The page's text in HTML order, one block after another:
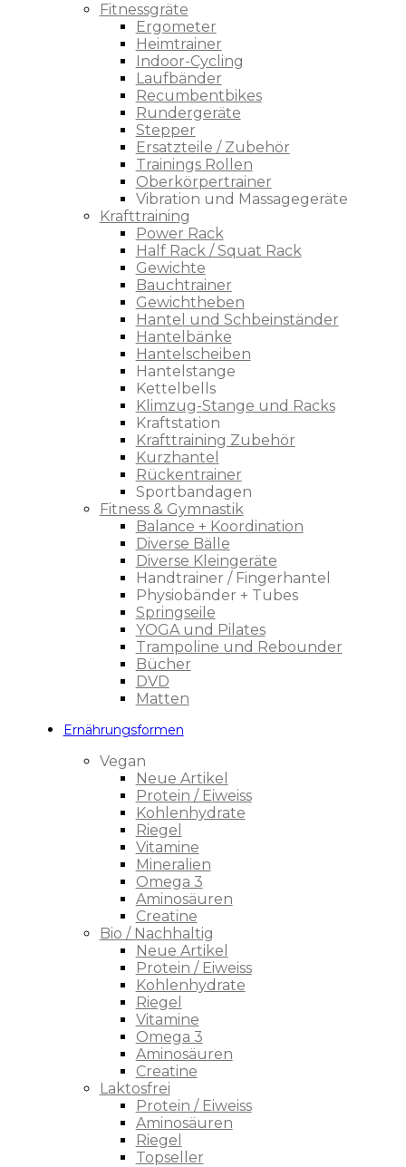
Fitnessgräte
Ergometer
Heimtrainer
Indoor-Cycling
Laufbänder
Recumbentbikes
Rundergeräte
Stepper
Ersatzteile / Zubehör
Trainings Rollen
Oberkörpertrainer
Vibration und Massagegeräte
Krafttraining
Power Rack
Half Rack / Squat Rack
Gewichte
Bauchtrainer
Gewichtheben
Hantel und Schbeinständer
Hantelbänke
Hantelscheiben
Hantelstange
Kettelbells
Klimzug-Stange und Racks
Kraftstation
Krafttraining Zubehör
Kurzhantel
Rückentrainer
Sportbandagen
Fitness & Gymnastik
Balance + Koordination
Diverse Bälle
Diverse Kleingeräte
Handtrainer / Fingerhantel
Physiobänder + Tubes
Springseile
YOGA und Pilates
Trampoline und Rebounder
Bücher
DVD
Matten
Ernährungsformen
Vegan
Neue Artikel
Protein / Eiweiss
Kohlenhydrate
Riegel
Vitamine
Mineralien
Omega 3
Aminosäuren
Creatine
Bio / Nachhaltig
Neue Artikel
Protein / Eiweiss
Kohlenhydrate
Riegel
Vitamine
Omega 3
Aminosäuren
Creatine
Laktosfrei
Protein / Eiweiss
Aminosäuren
Riegel
Topseller